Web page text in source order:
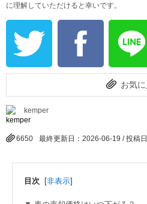
に理解していただけると幸いです。
お気に
kemper
6650 最終更新日：2026-06-19 / 投稿日
目次 [非表示]